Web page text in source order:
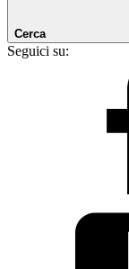
Cerca
Seguici su: